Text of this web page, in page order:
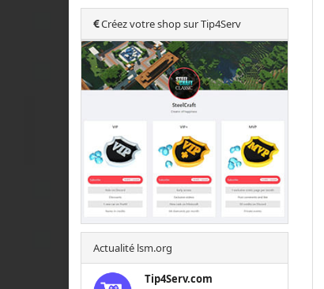
Créez votre shop sur Tip4Serv
Actualité lsm.org
Tip4Serv.com